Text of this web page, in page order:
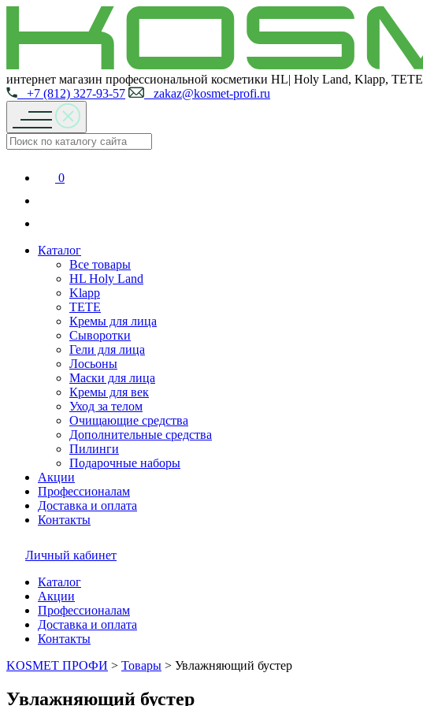
интернет магазин профессиональной косметики HL| Holy Land, Klapp, TETE
+7 (812) 327-93-57
zakaz@kosmet-profi.ru
0
Каталог
Все товары
HL Holy Land
Klapp
TETE
Кремы для лица
Сыворотки
Гели для лица
Лосьоны
Маски для лица
Кремы для век
Уход за телом
Очищающие средства
Дополнительные средства
Пилинги
Подарочные наборы
Акции
Профессионалам
Доставка и оплата
Контакты
Личный кабинет
Каталог
Акции
Профессионалам
Доставка и оплата
Контакты
KOSMET ПРОФИ > Товары > Увлажняющий бустер
Увлажняющий бустер